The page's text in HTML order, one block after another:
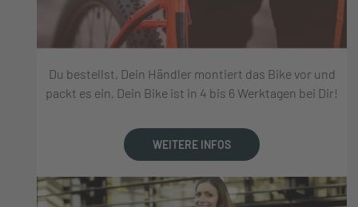
Du bestellst, Dein Händler montiert das Bike vor und
packt es ein, Dein Bike ist in 4 bis 6 Werktagen bei Dir!
WEITERE INFOS